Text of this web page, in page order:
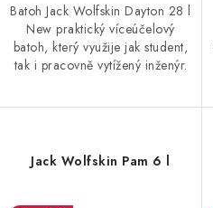
Batoh Jack Wolfskin Dayton 28 l
New praktický víceúčelový
batoh, který využije jak student,
tak i pracovně vytížený inženýr.
Jack Wolfskin Pam 6 l